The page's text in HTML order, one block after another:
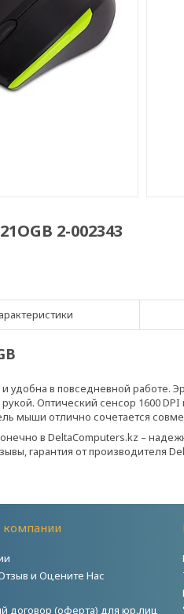
2-002343
удобна в повседневной работе.
Оптический сенсор 1600
мыши отлично сочетается
в DeltaComputers.kz –
гарантия от производителя
и Оцените Нас
договор (оферта) для юр.лиц